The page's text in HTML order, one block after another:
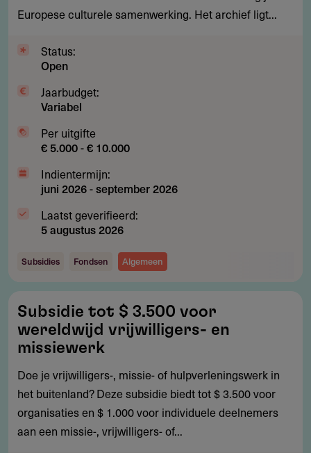
Europese
Europese culturele samenwerking. Het archief ligt...
Status:
Open
Jaarbudget:
Variabel
Per uitgifte
€ 5.000 - € 10.000
Indientermijn:
juni 2026-september 2026
Laatst geverifieerd:
5 augustus 2026
Subsidies Fondsen Algemeen
tot
$
3.500
voor
wereldwijd
vrijwilligers-
en
Subsidie tot $ 3.500 voor
wereldwijd vrijwilligers- en
missiewerk
Doe je vrijwilligers-, missie- of hulpverleningswerk in
het buitenland? Deze subsidie biedt tot $ 3.500 voor
organisaties en $ 1.000 voor individuele deelnemers
aan een missie-, vrijwilligers- of...